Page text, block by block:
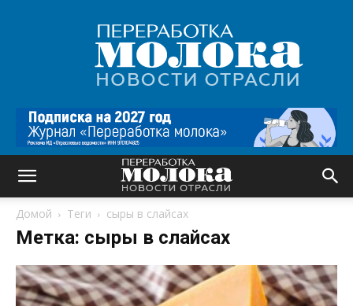
Переработка
молока
|
Новости
Домой Теги сыры в слайсах
Метка: сыры в слайсах